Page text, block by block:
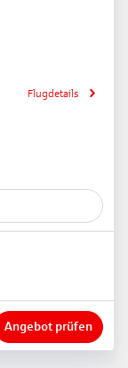
Flugdetails
Angebot prüfen